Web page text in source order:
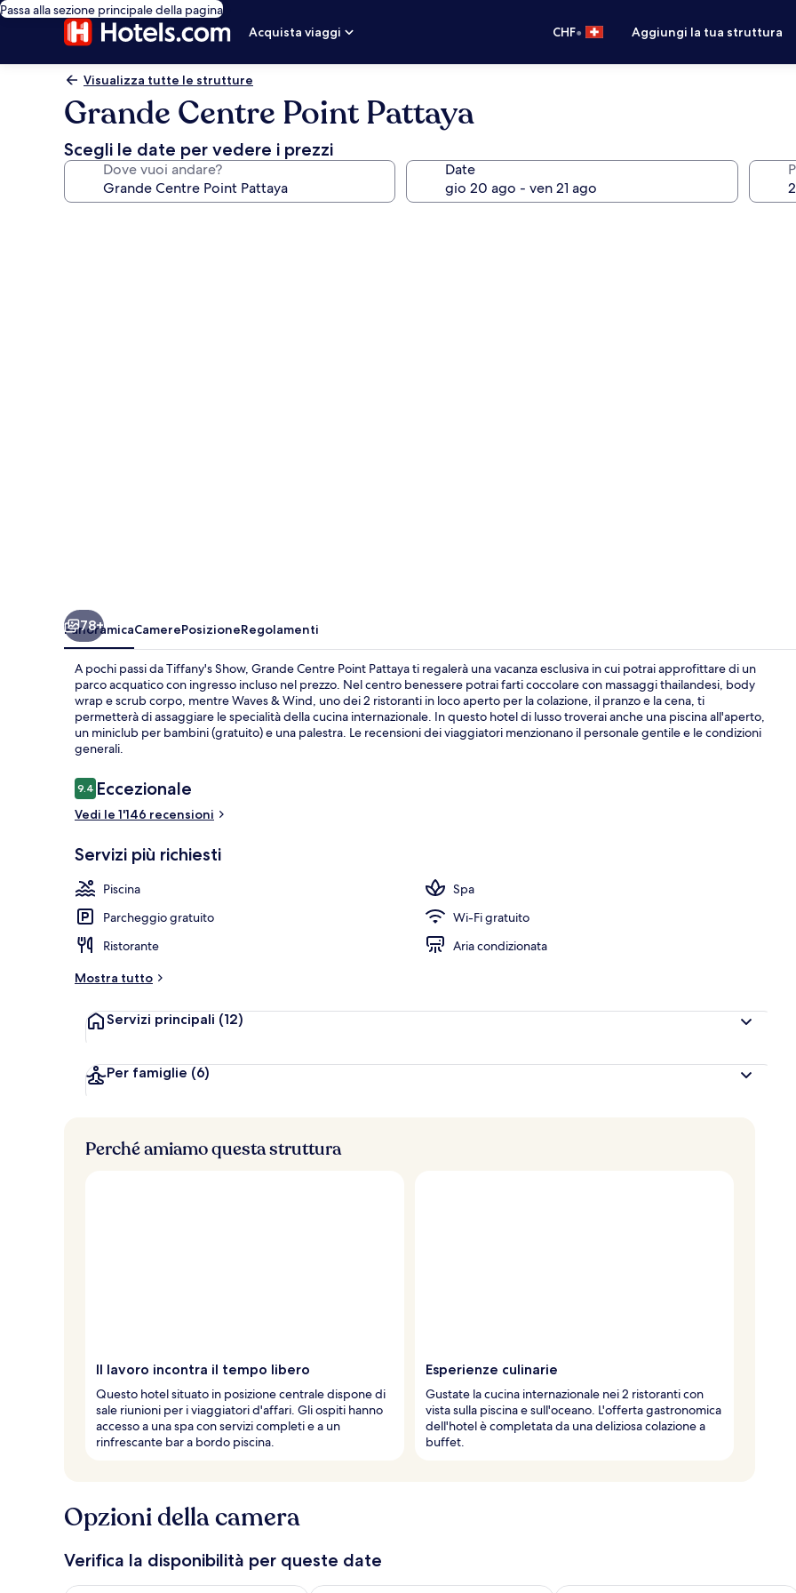
Passa alla sezione principale della pagina
Acquista viaggi
CHF• Aggiungi la tua struttura
Visualizza tutte le strutture
Grande Centre Point Pattaya
Scegli le date per vedere i prezzi
Dove vuoi andare? Date
2 ristoranti;
78+
PanoramicaCamerePosizioneRegolamenti
A pochi passi da Tiffany's Show, Grande Centre Point Pattaya ti regalerà una vacanza esclusiva in cui potrai approfittare di un
parco acquatico con ingresso incluso nel prezzo. Nel centro benessere potrai farti coccolare con massaggi thailandesi, body
wrap e scrub corpo, mentre Waves & Wind, uno dei 2 ristoranti in loco aperto per la colazione, il pranzo e la cena, ti
permetterà di assaggiare le specialità della cucina internazionale. In questo hotel di lusso troverai anche una piscina all'aperto,
un miniclub per bambini (gratuito) e una palestra. Le recensioni dei viaggiatori menzionano il personale gentile e le condizioni
generali.
Recensioni
9.49.4 su 10
Eccezionale
Vedi le 1'146 recensioni
Servizi più richiesti
Piscina
Spa
Parcheggio gratuito
Wi-Fi gratuito
Ristorante
Aria condizionata
Mostra tutto
Servizi principali (12)
Per famiglie (6)
Perché amiamo questa struttura
Il lavoro incontra il tempo libero
Questo hotel situato in posizione centrale dispone di
sale riunioni per i viaggiatori d'affari. Gli ospiti hanno
accesso a una spa con servizi completi e a un
rinfrescante bar a bordo piscina.
Esperienze culinarie
Gustate la cucina internazionale nei 2 ristoranti con
vista sulla piscina e sull'oceano. L'offerta gastronomica
dell'hotel è completata da una deliziosa colazione a
buffet.
Opzioni della camera
Verifica la disponibilità per queste date